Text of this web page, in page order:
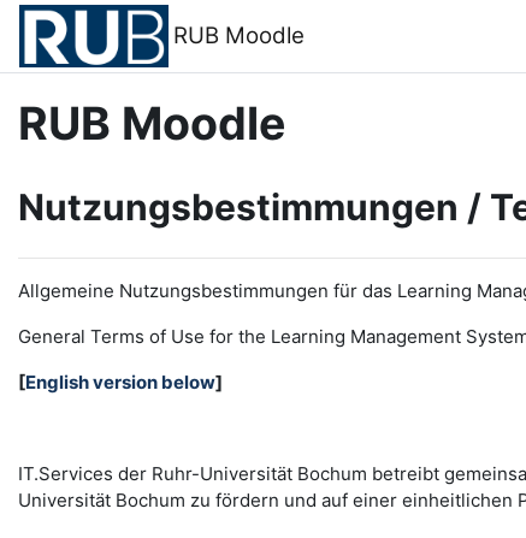
Zum Hauptinhalt
RUB Moodle
RUB Moodle
Nutzungsbestimmungen /
Allgemeine Nutzungsbestimmungen für das Learning
General Terms of Use for the Learning Management S
[English version below]
IT.Services der Ruhr-Universität Bochum betreibt
Universität Bochum zu fördern und auf einer einheitlichen